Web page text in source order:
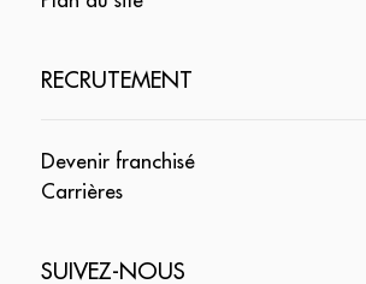
RECRUTEMENT
Devenir franchisé
Carrières
SUIVEZ-NOUS